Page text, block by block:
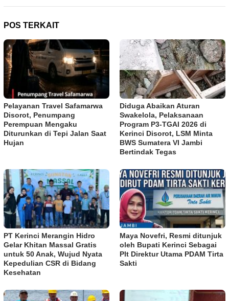
POS TERKAIT
Pelayanan Travel Safamarwa
Disorot, Penumpang
Perempuan Mengaku
Diturunkan di Tepi Jalan Saat
Hujan
Diduga Abaikan Aturan
Swakelola, Pelaksanaan
Program P3-TGAI 2026 di
Kerinci Disorot, LSM Minta
BWS Sumatera VI Jambi
Bertindak Tegas
PT Kerinci Merangin Hidro
Gelar Khitan Massal Gratis
untuk 50 Anak, Wujud Nyata
Kepedulian CSR di Bidang
Kesehatan
Maya Novefri, Resmi ditunjuk
oleh Bupati Kerinci Sebagai
Plt Direktur Utama PDAM Tirta
Sakti